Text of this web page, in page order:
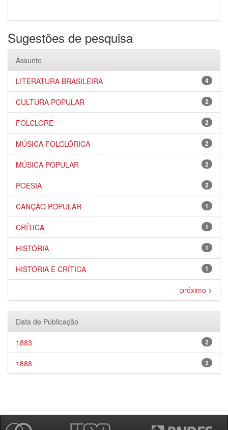
Sugestões de pesquisa
Assunto
4
LITERATURA BRASILEIRA
2
CULTURA POPULAR
2
FOLCLORE
2
MÚSICA FOLCLÓRICA
2
MÚSICA POPULAR
2
POESIA
1
CANÇÃO POPULAR
1
CRÍTICA
1
HISTÓRIA
1
HISTÓRIA E CRÍTICA
próximo >
Data de Publicação
2
1883
2
1888